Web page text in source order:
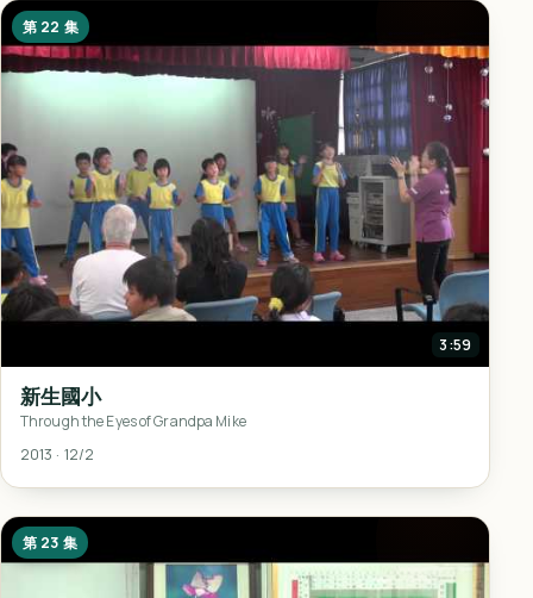
第 22 集
3:59
新生國小
Through the Eyes of Grandpa Mike
2013 · 12/2
第 23 集